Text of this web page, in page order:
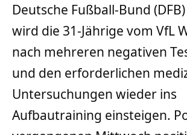
Deutsche Fußball-Bund
wird die 31-Jährige vom VfL
nach mehreren negativen
und den erforderlichen
Untersuchungen wieder ins
Aufbautraining einsteigen.